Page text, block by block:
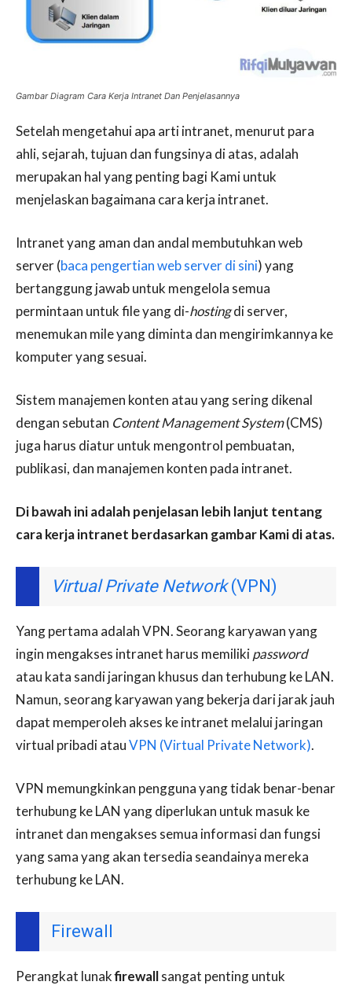
Gambar Diagram Cara Kerja Intranet Dan Penjelasannya
Setelah mengetahui apa arti intranet, menurut para
ahli, sejarah, tujuan dan fungsinya di atas, adalah
merupakan hal yang penting bagi Kami untuk
menjelaskan bagaimana cara kerja intranet.
Intranet yang aman dan andal membutuhkan web
server (baca pengertian web server di sini) yang
bertanggung jawab untuk mengelola semua
permintaan untuk file yang di-hostingdi server,
menemukan mile yang diminta dan mengirimkannya ke
komputer yang sesuai.
Sistem manajemen konten atau yang sering dikenal
dengan sebutan Content Management System(CMS)
juga harus diatur untuk mengontrol pembuatan,
publikasi, dan manajemen konten pada intranet.
Di bawah ini adalah penjelasan lebih lanjut tentang
cara kerja intranet berdasarkan gambar Kami di atas.
Virtual Private Network(VPN)
Yang pertama adalah VPN. Seorang karyawan yang
ingin mengakses intranet harus memilikipassword
atau kata sandi jaringan khusus dan terhubung ke LAN.
Namun, seorang karyawan yang bekerja dari jarak jauh
dapat memperoleh akses ke intranet melalui jaringan
virtual pribadi atauVPN (Virtual Private Network).
VPN memungkinkan pengguna yang tidak benar-benar
terhubung ke LAN yang diperlukan untuk masuk ke
intranet dan mengakses semua informasi dan fungsi
yang sama yang akan tersedia seandainya mereka
terhubung ke LAN.
Firewall
Perangkat lunakfirewallsangat penting untuk